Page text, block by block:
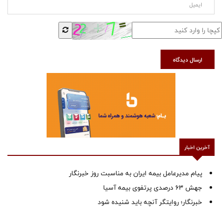
ارسال دیدگاه
آخرین اخبار
پیام مدیرعامل بیمه ایران به مناسبت روز خبرنگار
جهش ۶۳ درصدی پرتفوی بیمه آسیا
خبرنگار؛ روایتگر آنچه باید شنیده شود